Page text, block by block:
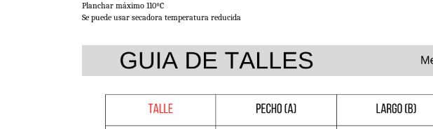
Planchar máximo 110ºC
Se puede usar secadora temperatura reducida